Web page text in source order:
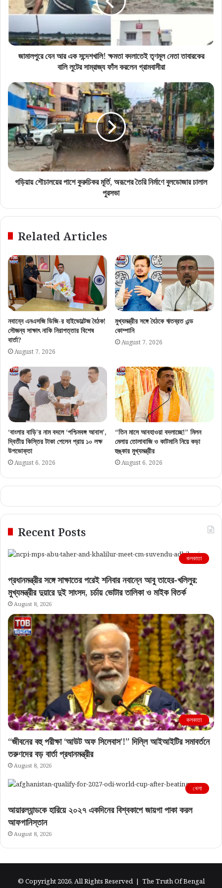
জামালপুরে যেন আর এক সন্দেশখালি! ক্ষমতা বদলাতেই তৃণমূল নেতা তাবারকের
বালি লুটের সাম্রাজ্য ফাঁস করলেন গ্রামবাসীরা
গড়িয়ায় শৌচালয়ের পাশে কুরুচিকর মূর্তি, অরূপের তৈরি নির্মাণে বুলডোজার চালাল
পুরসভা
Related Articles
নবান্নে এনএসজি ডিজি-র হাইভোল্টেজ বৈঠক!
সৌজন্য সাক্ষাৎ নাকি নিরাপত্তার বিশেষ
বার্তা?
August 7, 2026
মুখ্যমন্ত্রীর সঙ্গে বৈঠকে ঋতব্রত এন্ড
কোম্পানি
August 7, 2026
‘বাংলার বাড়ি’র নাম বদলে ‘পশ্চিমবঙ্গ আবাস’,
দ্বিতীয় কিস্তির টাকা পেলেন প্রায় ১০ লক্ষ
উপভোক্তা
August 6, 2026
“তিন মাসে আবহাওয়া বদলাচ্ছে!” মিলন
মেলায় তোলাবাজি ও কাটমানি নিয়ে কড়া
হুঙ্কার মুখ্যমন্ত্রীর
August 6, 2026
Recent Posts
কলকাতা
প্রধানমন্ত্রীর সঙ্গে সাক্ষাতের পরেই শনিবার নবান্নে আবু তাহের-খলিলুর:
মুখ্যমন্ত্রীর দুয়ারে দুই সাংসদ, চর্চায় ভোটার তালিকা ও মাইক বিতর্ক
August 8, 2026
কলকাতা
“জীবনের বহু পরীক্ষা ‘আউট অফ সিলেবাস’!” দিল্লি আইআইটির সমাবর্তনে
তরুণদের বড় বার্তা প্রধানমন্ত্রীর
August 8, 2026
খেলা
আয়ারল্যান্ডকে হারিয়ে ২০২৭ একদিনের বিশ্বকাপে জায়গা পাকা করল
আফগানিস্তান
August 8, 2026
© Copyright 2026, All Rights Reserved | The Truth Of Bengal